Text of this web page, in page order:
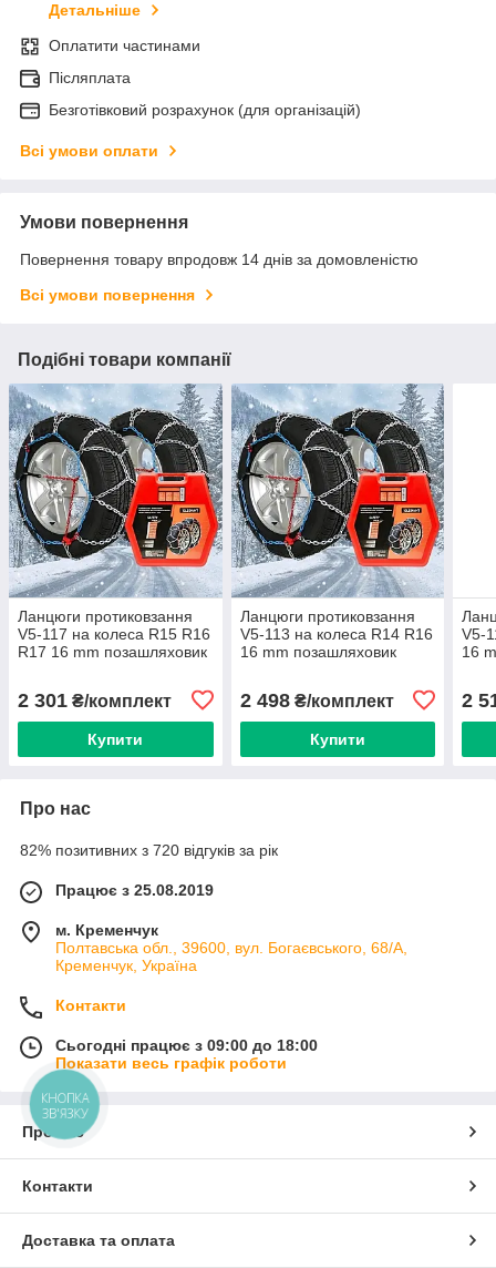
Детальніше
Оплатити частинами
Післяплата
Безготівковий розрахунок (для організацій)
Всі умови оплати
Умови повернення
Повернення товару впродовж 14 днів за домовленістю
Всі умови повернення
Подібні товари компанії
Ланцюги протиковзання
V5-117 на колеса R15 R16
R17 16 mm позашляховик
2 301 ₴/комплект
Купити
Ланцюги протиковзання
V5-113 на колеса R14 R16
16 mm позашляховик
2 498₴/комплект
Купити
V5-
16
2
Про нас
82% позитивних з 720 відгуків за рік
Працює з 25.08.2019
м. Кременчук
Полтавська обл., 39600, вул. Богаєвського, 68/А,
Кременчук, Україна
Контакти
Сьогодні працює з 09:00 до 18:00
Показати весь графік роботи
Про нас
Контакти
Доставка та оплата
КНОПКА
ЗВ'ЯЗКУ